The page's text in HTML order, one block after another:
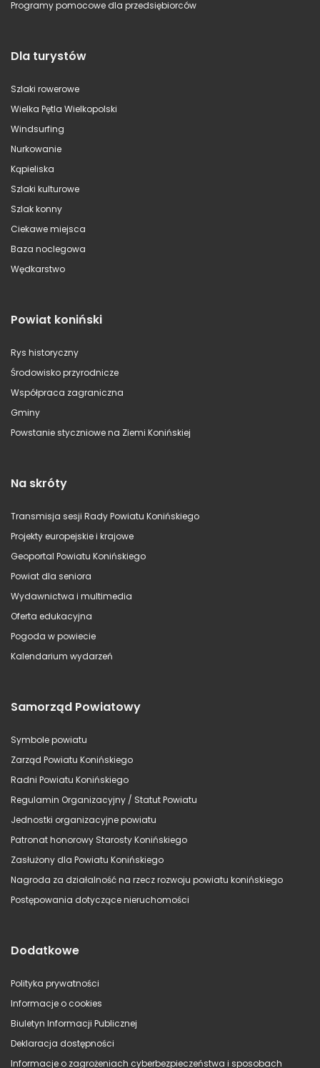
Programy pomocowe dla przedsiębiorców
Dla turystów
Szlaki rowerowe
Wielka Pętla Wielkopolski
Windsurfing
Nurkowanie
Kąpieliska
Szlaki kulturowe
Szlak konny
Ciekawe miejsca
Baza noclegowa
Wędkarstwo
Powiat koniński
Rys historyczny
Środowisko przyrodnicze
Współpraca zagraniczna
Gminy
Powstanie styczniowe na Ziemi Konińskiej
Na skróty
Transmisja sesji Rady Powiatu Konińskiego
Projekty europejskie i krajowe
Geoportal Powiatu Konińskiego
Powiat dla seniora
Wydawnictwa i multimedia
Oferta edukacyjna
Pogoda w powiecie
Kalendarium wydarzeń
Samorząd Powiatowy
Symbole powiatu
Zarząd Powiatu Konińskiego
Radni Powiatu Konińskiego
Regulamin Organizacyjny / Statut Powiatu
Jednostki organizacyjne powiatu
Patronat honorowy Starosty Konińskiego
Zasłużony dla Powiatu Konińskiego
Nagroda za działalność na rzecz rozwoju powiatu konińskiego
Postępowania dotyczące nieruchomości
Dodatkowe
Polityka prywatności
Informacje o cookies
Biuletyn Informacji Publicznej
Deklaracja dostępności
Informacje o zagrożeniach cyberbezpieczeństwa i sposobach